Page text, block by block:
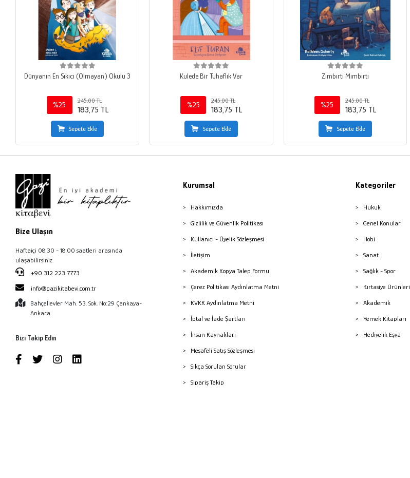
Dünyanın En Sıkıcı (Olmayan) Okulu 3
%25
245,00 TL
183,75 TL
Sepete Ekle
Kulede Bir Tuhaflık Var
%25
245,00 TL
183,75 TL
Sepete Ekle
Zımbırtı Mımbırtı
%25
245,00 TL
183,75 TL
Sepete Ekle
Bize Ulaşın
Haftaiçi 08:30 - 18:00 saatleri arasında
ulaşabilirsiniz.
+90 312 223 7773
info@gazikitabevi.com.tr
Bahçelievler Mah. 53. Sok. No:29 Çankaya-
Ankara
Bizi Takip Edin
Kurumsal
Hakkımızda
Gizlilik ve Güvenlik Politikası
Kullanıcı - Üyelik Sözleşmesi
İletişim
Akademik Kopya Talep Formu
Çerez Politikası Aydınlatma Metni
KVKK Aydınlatma Metni
İptal ve İade Şartları
İnsan Kaynakları
Mesafeli Satış Sözleşmesi
Sıkça Sorulan Sorular
Sipariş Takip
Kategoriler
Hukuk
Genel Konular
Hobi
Sanat
Sağlık - Spor
Kırtasiye Ürünleri
Akademik
Yemek Kitapları
Hediyelik Eşya